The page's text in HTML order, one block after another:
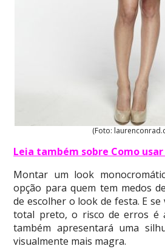
(Foto:
Leia também sobre Como
Montar um look
opção para quem tem medos
de escolher o look de festa. E
total preto, o risco de erros é
também apresentará uma
visualmente mais magra.